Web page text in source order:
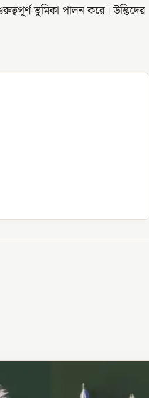
ভূমিকা পালন করে। উদ্ভিদের